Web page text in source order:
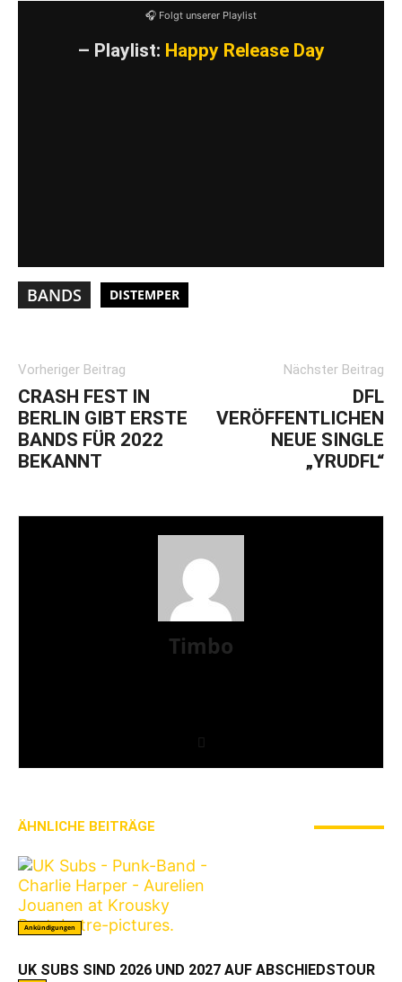
🎧 Folgt unserer Playlist
– Playlist: Happy Release Day
BANDS DISTEMPER
Vorheriger Beitrag
CRASH FEST IN
BERLIN GIBT ERSTE
BANDS FÜR 2022
BEKANNT
Nächster Beitrag
DFL
VERÖFFENTLICHEN
NEUE SINGLE
„YRUDFL“
Timbo
ÄHNLICHE BEITRÄGE
Ankündigungen
UK SUBS SIND 2026 UND 2027 AUF ABSCHIEDSTOUR